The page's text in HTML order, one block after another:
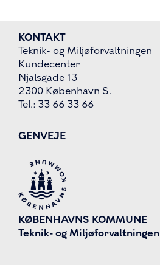
KONTAKT
Teknik- og Miljøforvaltningen
Kundecenter
Njalsgade 13
2300 København S.
Tel.: 33 66 33 66
GENVEJE
KØBENHAVNS KOMMUNE
Teknik- og Miljøforvaltningen